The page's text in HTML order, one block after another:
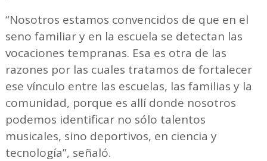
“Nosotros estamos convencidos de que en el
seno familiar y en la escuela se detectan las
vocaciones tempranas. Esa es otra de las
razones por las cuales tratamos de fortalecer
ese vínculo entre las escuelas, las familias y la
comunidad, porque es allí donde nosotros
podemos identificar no sólo talentos
musicales, sino deportivos, en ciencia y
tecnología”, señaló.